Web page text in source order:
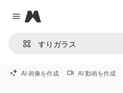
Close menu
Magnific
AI 画像を作成 AI 動画を作成